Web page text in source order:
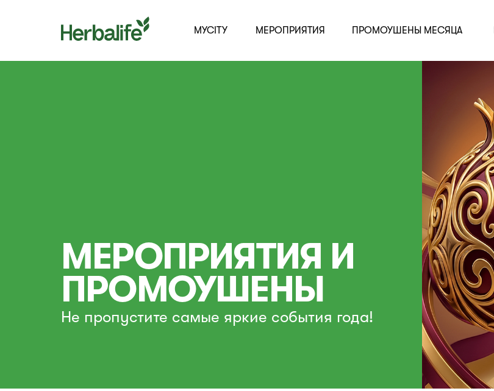
MYCITY МЕРОПРИЯТИЯ ПРОМОУШЕНЫ МЕСЯЦА
МЕРОПРИЯТИЯ И
ПРОМОУШЕНЫ
Не пропустите самые яркие события года!